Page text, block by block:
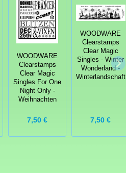
WOODWARE
Clearstamps
Clear Magic
Singles For One
Night Only -
Weihnachten
7,50 €
WOODWARE
Clearstamps
Clear Magic
Singles - Winter
Wonderland -
Winterlandschaft
7,50 €